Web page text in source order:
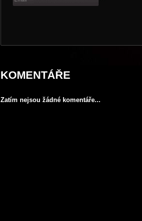
KOMENTÁŘE
Zatím nejsou žádné komentáře...